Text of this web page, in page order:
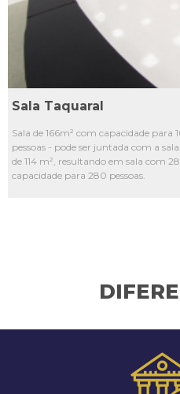
Sala Taquaral
Sala de 166m² com capacidade para
pessoas - pode ser juntada com a
de 114 m², resultando em sala com
capacidade para 280 pessoas.